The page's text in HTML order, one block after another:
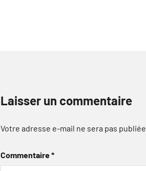
Laisser un commentaire
Votre adresse e-mail ne sera pas publiée.
Commentaire*